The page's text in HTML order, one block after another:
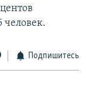
человек.
Подпишитесь